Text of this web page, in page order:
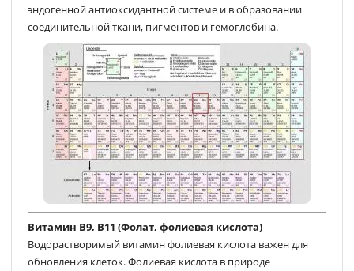
эндогенной антиоксидантной системе и в образовании
соединительной ткани, пигментов и гемоглобина.
Витамин В9, В11 (Фолат, фолиевая кислота)
Водорастворимый витамин фолиевая кислота важен для
обновления клеток. Фолиевая кислота в природе